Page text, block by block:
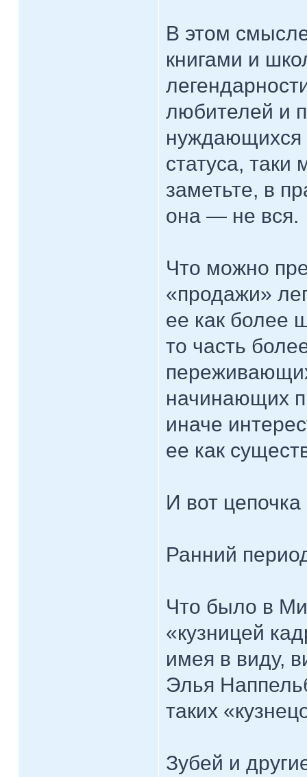
В этом
книгами и
любителей и
нуждающихся
статуса,
заметьте, в
она — не вся.
Что можно
«продажи»
ее как более
то часть
начинающих
иначе
ее как
И вот цепочка
Ранний
Что было в
«кузницей
имея в виду,
Элья
таких
Зубей и